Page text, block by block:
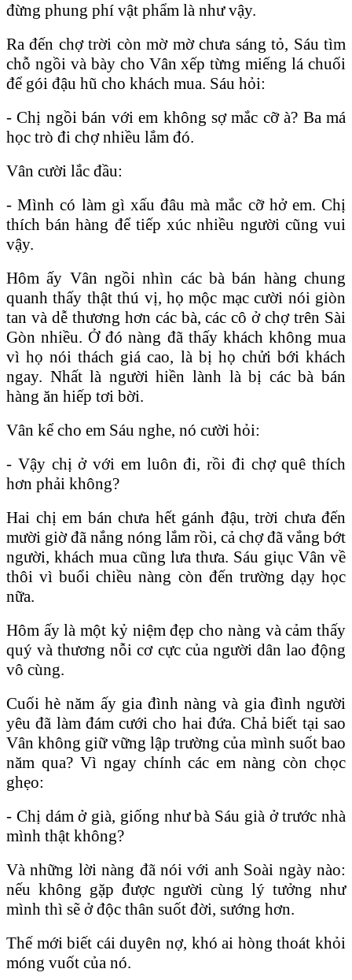
đừng phung phí vật phẩm là như vậy.
Ra đến chợ trời còn mờ mờ chưa sáng tỏ, Sáu tìm
chỗ ngồi và bày cho Vân xếp từng miếng lá chuối
để gói đậu hũ cho khách mua. Sáu hỏi:
- Chị ngồi bán với em không sợ mắc cỡ à? Ba má
học trò đi chợ nhiều lắm đó.
Vân cười lắc đầu:
- Mình có làm gì xấu đâu mà mắc cỡ hở em. Chị
thích bán hàng để tiếp xúc nhiều người cũng vui
vậy.
Hôm ấy Vân ngồi nhìn các bà bán hàng chung
quanh thấy thật thú vị, họ mộc mạc cười nói giòn
tan và dễ thương hơn các bà, các cô ở chợ trên Sài
Gòn nhiều. Ở đó nàng đã thấy khách không mua
vì họ nói thách giá cao, là bị họ chửi bới khách
ngay. Nhất là người hiền lành là bị các bà bán
hàng ăn hiếp tơi bời.
Vân kể cho em Sáu nghe, nó cười hỏi:
- Vậy chị ở với em luôn đi, rồi đi chợ quê thích
hơn phải không?
Hai chị em bán chưa hết gánh đậu, trời chưa đến
mười giờ đã nắng nóng lắm rồi, cả chợ đã vắng bớt
người, khách mua cũng lưa thưa. Sáu giục Vân về
thôi vì buổi chiều nàng còn đến trường dạy học
nữa.
Hôm ấy là một kỷ niệm đẹp cho nàng và cảm thấy
quý và thương nỗi cơ cực của người dân lao động
vô cùng.
Cuối hè năm ấy gia đình nàng và gia đình người
yêu đã làm đám cưới cho hai đứa. Chả biết tại sao
Vân không giữ vững lập trường của mình suốt bao
năm qua? Vì ngay chính các em nàng còn chọc
ghẹo:
- Chị dám ở già, giống như bà Sáu già ở trước nhà
mình thật không?
Và những lời nàng đã nói với anh Soài ngày nào:
nếu không gặp được người cùng lý tưởng như
mình thì sẽ ở độc thân suốt đời, sướng hơn.
Thế mới biết cái duyên nợ, khó ai hòng thoát khỏi
móng vuốt của nó.